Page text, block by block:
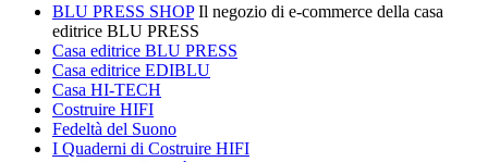
BLU PRESS SHOPIl negozio di e-commerce della casa
editrice BLU PRESS
Casa editrice BLU PRESS
Casa editrice EDIBLU
Casa HI-TECH
Costruire HIFI
Fedeltà del Suono
I Quaderni di Costruire HIFI